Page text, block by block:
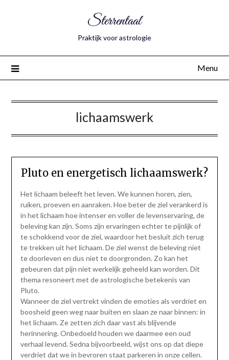
Sterrentaal
Praktijk voor astrologie
Menu
lichaamswerk
Pluto en energetisch lichaamswerk?
Het lichaam beleeft het leven. We kunnen horen, zien,
ruiken, proeven en aanraken. Hoe beter de ziel verankerd is
in het lichaam hoe intenser en voller de levenservaring, de
beleving kan zijn. Soms zijn ervaringen echter te pijnlijk of
te schokkend voor de ziel, waardoor het besluit zich terug
te trekken uit het lichaam. De ziel wenst de beleving niet
te doorleven en dus niet te doorgronden. Zo kan het
gebeuren dat pijn niet werkelijk geheeld kan worden. Dit
thema resoneert met de astrologische betekenis van
Pluto.
Wanneer de ziel vertrekt vinden de emoties als verdriet en
boosheid geen weg naar buiten en slaan ze naar binnen: in
het lichaam. Ze zetten zich daar vast als blijvende
herinnering. Onbedoeld houden we daarmee een oud
verhaal levend. Sedna bijvoorbeeld, wijst ons op dat diepe
verdriet dat we in bevroren staat parkeren in onze cellen.